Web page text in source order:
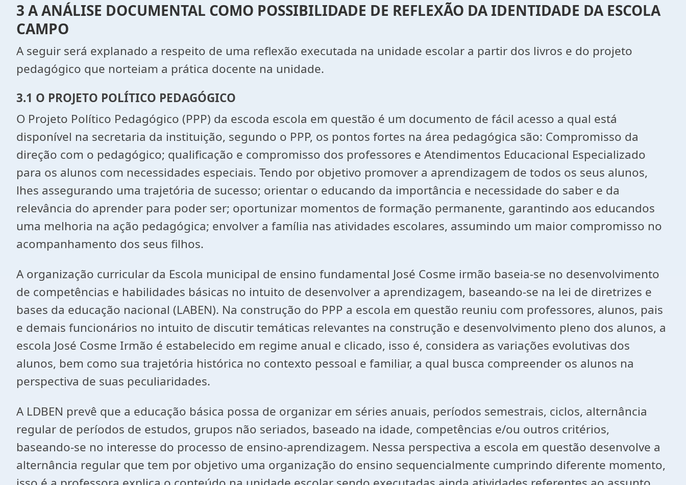
3 A ANÁLISE DOCUMENTAL COMO POSSIBILIDADE DE REFLEXÃO DA IDENTIDADE DA ESCOLA
CAMPO
A seguir será explanado a respeito de uma reflexão executada na unidade escolar a partir dos livros e do projeto
pedagógico que norteiam a prática docente na unidade.
3.1 O PROJETO POLÍTICO PEDAGÓGICO
O Projeto Político Pedagógico (PPP) da escoda escola em questão é um documento de fácil acesso a qual está
disponível na secretaria da instituição, segundo o PPP, os pontos fortes na área pedagógica são: Compromisso da
direção com o pedagógico; qualificação e compromisso dos professores e Atendimentos Educacional Especializado
para os alunos com necessidades especiais. Tendo por objetivo promover a aprendizagem de todos os seus alunos,
lhes assegurando uma trajetória de sucesso; orientar o educando da importância e necessidade do saber e da
relevância do aprender para poder ser; oportunizar momentos de formação permanente, garantindo aos educandos
uma melhoria na ação pedagógica; envolver a família nas atividades escolares, assumindo um maior compromisso no
acompanhamento dos seus filhos.
A organização curricular da Escola municipal de ensino fundamental José Cosme irmão baseia-se no desenvolvimento
de competências e habilidades básicas no intuito de desenvolver a aprendizagem, baseando-se na lei de diretrizes e
bases da educação nacional (LABEN). Na construção do PPP a escola em questão reuniu com professores, alunos, pais
e demais funcionários no intuito de discutir temáticas relevantes na construção e desenvolvimento pleno dos alunos, a
escola José Cosme Irmão é estabelecido em regime anual e clicado, isso é, considera as variações evolutivas dos
alunos, bem como sua trajetória histórica no contexto pessoal e familiar, a qual busca compreender os alunos na
perspectiva de suas peculiaridades.
A LDBEN prevê que a educação básica possa de organizar em séries anuais, períodos semestrais, ciclos, alternância
regular de períodos de estudos, grupos não seriados, baseado na idade, competências e/ou outros critérios,
baseando-se no interesse do processo de ensino-aprendizagem. Nessa perspectiva a escola em questão desenvolve a
alternância regular que tem por objetivo uma organização do ensino sequencialmente cumprindo diferente momento,